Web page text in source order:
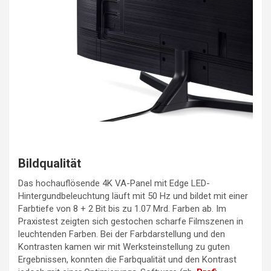
Bildqualität
Das hochauflösende 4K VA-Panel mit Edge LED-
Hintergundbeleuchtung läuft mit 50 Hz und bildet mit einer
Farbtiefe von 8 + 2 Bit bis zu 1.07 Mrd. Farben ab. Im
Praxistest zeigten sich gestochen scharfe Filmszenen in
leuchtenden Farben. Bei der Farbdarstellung und den
Kontrasten kamen wir mit Werksteinstellung zu guten
Ergebnissen, konnten die Farbqualität und den Kontrast